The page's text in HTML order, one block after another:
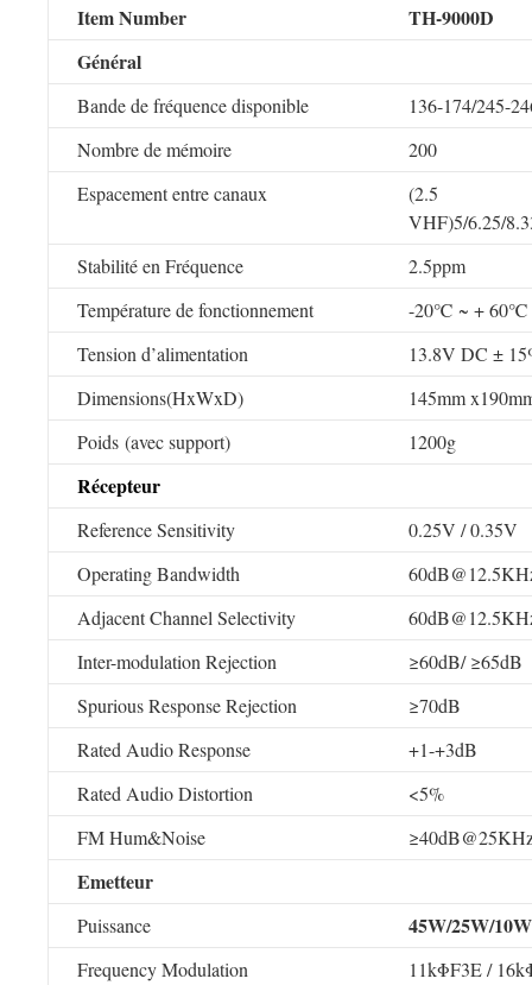
Item Number
TH-9000D
Général
Bande de fréquence disponible
136-174/245-
Nombre de mémoire
200
Espacement entre canaux
(2.5
VHF)5/6.25/
Stabilité en Fréquence
2.5ppm
Température de fonctionnement
-20℃ ~ + 60℃
Tension d’alimentation
13.8V DC ±
Dimensions(HxWxD)
145mm
Poids (avec support)
1200g
Récepteur
Reference Sensitivity
0.25V / 0.35V
Operating Bandwidth
Adjacent Channel Selectivity
Inter-modulation Rejection
≥60dB/ ≥65dB
Spurious Response Rejection
≥70dB
Rated Audio Response
+1-+3dB
Rated Audio Distortion
<5%
FM Hum&Noise
Emetteur
Puissance 45W/25W/
Frequency Modulation
11kΦF3E /